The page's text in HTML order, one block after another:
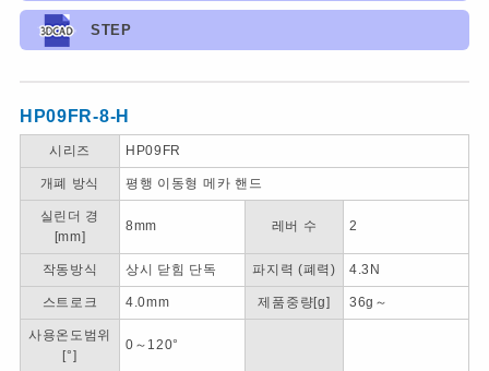
STEP
HP09FR-8-H
시리즈 HP09FR
개폐 방식 평행 이동형 메카 핸드
실린더 경
[mm]
8mm 레버 수 2
작동방식 상시 닫힘 단독 파지력 (폐력) 4.3N
스트로크 4.0mm 제품중량[g] 36g～
사용온도범위
[°]
0～120°